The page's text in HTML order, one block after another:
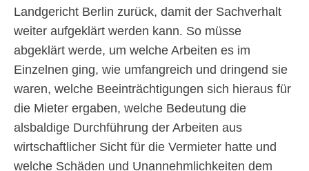
Landgericht Berlin zurück, damit der Sachverhalt
weiter aufgeklärt werden kann. So müsse
abgeklärt werde, um welche Arbeiten es im
Einzelnen ging, wie umfangreich und dringend sie
waren, welche Beeinträchtigungen sich hieraus für
die Mieter ergaben, welche Bedeutung die
alsbaldige Durchführung der Arbeiten aus
wirtschaftlicher Sicht für die Vermieter hatte und
welche Schäden und Unannehmlichkeiten dem